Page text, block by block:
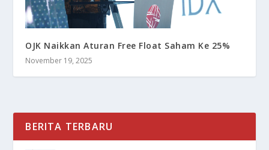
OJK Naikkan Aturan Free Float Saham Ke 25%
November 19, 2025
BERITA TERBARU